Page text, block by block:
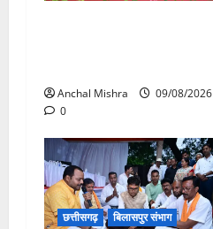
Anchal Mishra
09/08/2026
0
छत्तीसगढ़
बिलासपुर संभाग